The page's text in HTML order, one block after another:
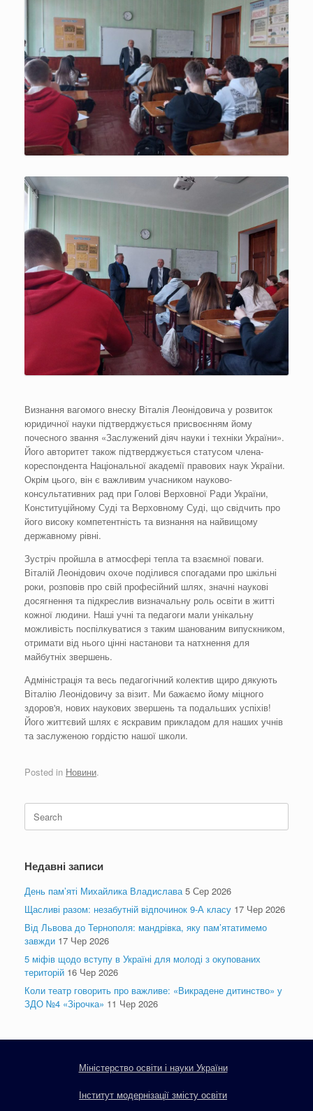
Визнання вагомого внеску Віталія Леонідовича у розвиток
юридичної науки підтверджується присвоєнням йому
почесного звання «Заслужений діяч науки і техніки України».
Його авторитет також підтверджується статусом члена-
кореспондента Національної академії правових наук України.
Окрім цього, він є важливим учасником науково-
консультативних рад при Голові Верховної Ради України,
Конституційному Суді та Верховному Суді, що свідчить про
його високу компетентність та визнання на найвищому
державному рівні.
Зустріч пройшла в атмосфері тепла та взаємної поваги.
Віталій Леонідович охоче поділився спогадами про шкільні
роки, розповів про свій професійний шлях, значні наукові
досягнення та підкреслив визначальну роль освіти в житті
кожної людини. Наші учні та педагоги мали унікальну
можливість поспілкуватися з таким шанованим випускником,
отримати від нього цінні настанови та натхнення для
майбутніх звершень.
Адміністрація та весь педагогічний колектив щиро дякують
Віталію Леонідовичу за візит. Ми бажаємо йому міцного
здоров'я, нових наукових звершень та подальших успіхів!
Його життєвий шлях є яскравим прикладом для наших учнів
та заслуженою гордістю нашої школи.
Posted in Новини.
Search
for:
Недавні записи
День пам’яті Михайлика Владислава 5 Сер 2026
Щасливі разом: незабутній відпочинок 9-А класу 17 Чер 2026
Від Львова до Тернополя: мандрівка, яку пам’ятатимемо
завжди 17 Чер 2026
5 міфів щодо вступу в Україні для молоді з окупованих
територій 16 Чер 2026
Коли театр говорить про важливе: «Викрадене дитинство» у
ЗДО №4 «Зірочка» 11 Чер 2026
Міністерство освіти і науки України
Інститут модернізації змісту освіти